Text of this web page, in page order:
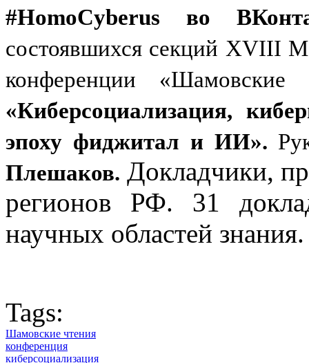
#HomoCyberus во
состоявшихся секций XVIII
конференции
«Киберсоциализация,
эпоху фиджитал и ИИ».
Плешаков. Докладчики,
регионов РФ. 31
научных областей знания.
Tags:
Шамовские чтения
конференция
киберсоциализация